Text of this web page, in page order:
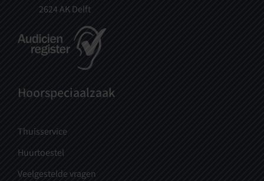
2624 AK Delft
Hoorspeciaalzaak
Thuisservice
Huurtoestel
Veelgestelde vragen